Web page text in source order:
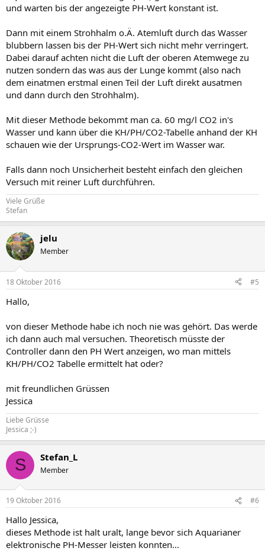
und warten bis der angezeigte PH-Wert konstant ist.
Dann mit einem Strohhalm o.Ä. Atemluft durch das Wasser
blubbern lassen bis der PH-Wert sich nicht mehr verringert.
Dabei darauf achten nicht die Luft der oberen Atemwege zu
nutzen sondern das was aus der Lunge kommt (also nach
dem einatmen erstmal einen Teil der Luft direkt ausatmen
und dann durch den Strohhalm).
Mit dieser Methode bekommt man ca. 60 mg/l CO2 in's
Wasser und kann über die KH/PH/CO2-Tabelle anhand der KH
schauen wie der Ursprungs-CO2-Wert im Wasser war.
Falls dann noch Unsicherheit besteht einfach den gleichen
Versuch mit reiner Luft durchführen.
Viele Grüße
Stefan
jelu
Member
18 Oktober 2016 #5
Hallo,
von dieser Methode habe ich noch nie was gehört. Das werde
ich dann auch mal versuchen. Theoretisch müsste der
Controller dann den PH Wert anzeigen, wo man mittels
KH/PH/CO2 Tabelle ermittelt hat oder?
mit freundlichen Grüssen
Jessica
Liebe Grüsse
Jessica ;-)
S Stefan_L
Member
19 Oktober 2016 #6
Hallo Jessica,
dieses Methode ist halt uralt, lange bevor sich Aquarianer
elektronische PH-Messer leisten konnten...